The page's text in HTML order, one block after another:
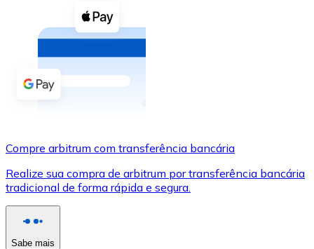
Cupons cripto
Compre criptomoedas com dinheiro e outros
Comprar com dinheiro
Transferência SEPA
Use cartões Visa e Mastercard para comprar
Comprar com cartão
Compre arbitrum com transferência bancária
Realize sua compra de arbitrum por transferência bancária
tradicional de forma rápida e segura.
Sabe mais